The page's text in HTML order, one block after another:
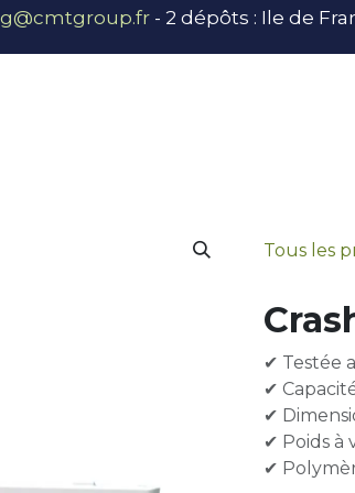
- 2 dépôts : Ile de
Tous les
✔ Testée
✔
✔
✔ Poids à
✔